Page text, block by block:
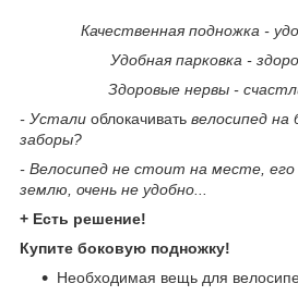
Качественная подножка -
Удобная парковка -
Здоровые нервы -
- Устали облокачивать велосипед
заборы?
- Велосипед не стоит на месте, его
землю, очень не удобно...
+ Есть решение!
Купите боковую подножку!
Необходимая вещь для